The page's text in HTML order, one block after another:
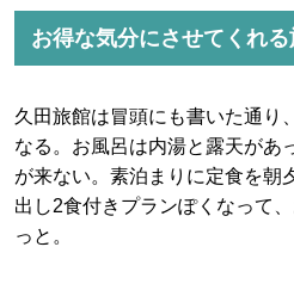
お得な気分にさせてくれる
久田旅館は冒頭にも書いた通り
なる。お風呂は内湯と露天があ
が来ない。素泊まりに定食を朝
出し2食付きプランぽくなって
っと。